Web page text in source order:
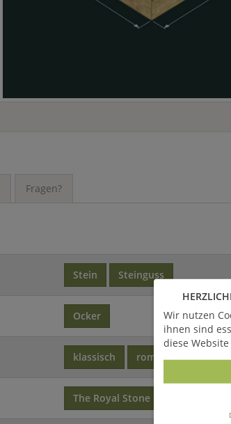
Fragen?
Stein Steinguss
Ocker
klassisch romantisch
The Royal Stone
Wir nutzen
ihnen sind
diese